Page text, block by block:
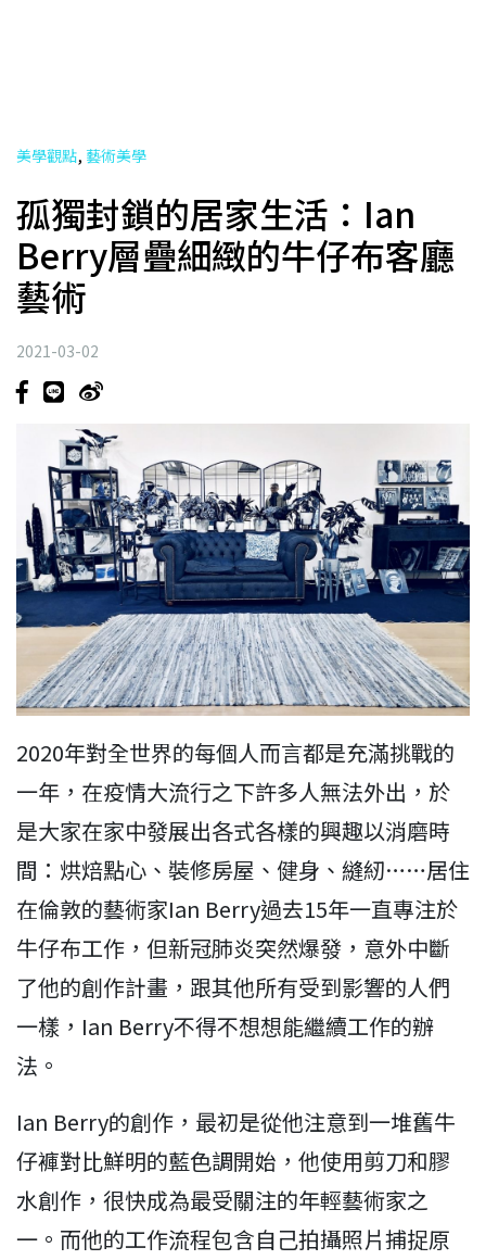
美學觀點, 藝術美學
孤獨封鎖的居家生活：Ian
Berry層疊細緻的牛仔布客廳
藝術
2021-03-02
2020年對全世界的每個人而言都是充滿挑戰的
一年，在疫情大流行之下許多人無法外出，於
是大家在家中發展出各式各樣的興趣以消磨時
間：烘焙點心、裝修房屋、健身、縫紉……居住
在倫敦的藝術家Ian Berry過去15年一直專注於
牛仔布工作，但新冠肺炎突然爆發，意外中斷
了他的創作計畫，跟其他所有受到影響的人們
一樣，Ian Berry不得不想想能繼續工作的辦
法。
Ian Berry的創作，最初是從他注意到一堆舊牛
仔褲對比鮮明的藍色調開始，他使用剪刀和膠
水創作，很快成為最受關注的年輕藝術家之
一。而他的工作流程包含自己拍攝照片捕捉原